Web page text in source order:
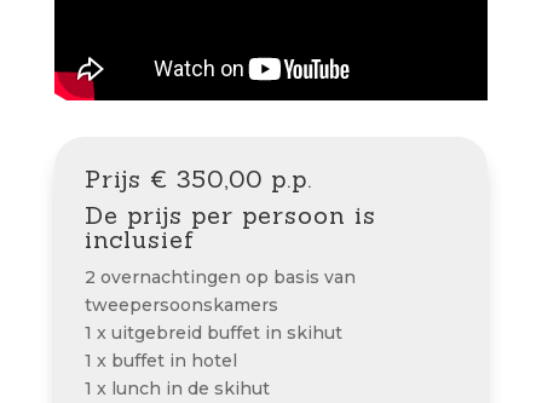
Prijs € 350,00 p.p.
De prijs per persoon is
inclusief
2 overnachtingen op basis van
tweepersoonskamers
1 x uitgebreid buffet in skihut
1 x buffet in hotel
1 x lunch in de skihut